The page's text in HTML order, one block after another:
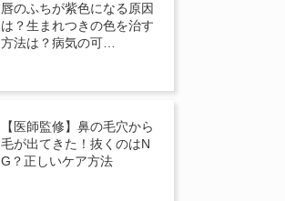
唇のふちが紫色になる原因
は？生まれつきの色を治す
方法は？病気の可…
【医師監修】鼻の毛穴から
毛が出てきた！抜くのはN
G？正しいケア方法